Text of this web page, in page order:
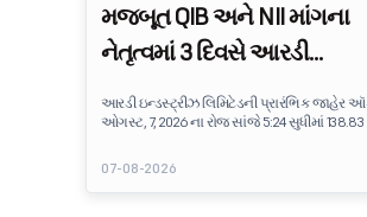
મજબૂત QIB અને NII માંગના
નેતૃત્વમાં 3 દિવસે આરડી
ઇન્ડસ્ટ્રીઝનો IPO 138.83 વખત
સબ્સ્ક્રાઇબ થયો
આરડી ઇન્ડસ્ટ્રીઝ લિમિટેડની પ્રારંભિક જાહેર
ઓગસ્ટ, 7, 2026 ના રોજ સાંજે 5:24 સુધીમાં
સબસ્ક્રિપ્શન માટે ઉપલબ્ધ 5,62,46,366 શેર સામે
7,80,88,05,383 શેર માટે બિડ પ્રાપ્ત થઈ છે.
07-08-2026